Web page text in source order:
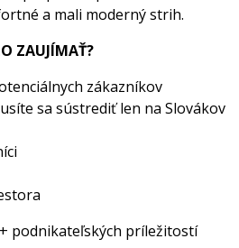
a mali moderný strih.
ZAUJÍMAŤ?
zákazníkov
sa sústrediť len na Slovákov
podnikateľských príležitostí